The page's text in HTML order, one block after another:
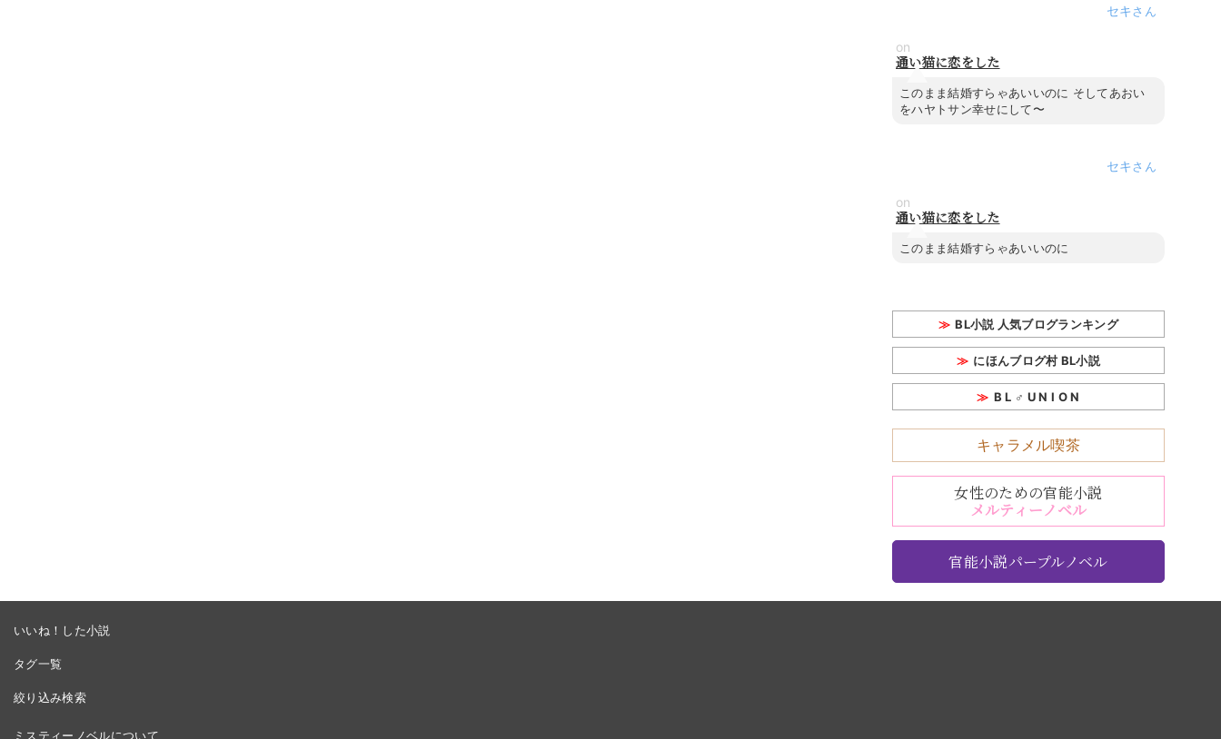
セキ
on
通い猫に恋をした
このまま結婚すらゃあいいのに そしてあおい
をハヤトサン幸せにして〜
セキ
on
通い猫に恋をした
このまま結婚すらゃあいいのに
BL小説 人気ブログランキング
にほんブログ村 BL小説
B L ♂ U N I O N
キャラメル喫茶
女性のための官能小説
メルティーノベル
官能小説パープルノベル
いいね！した小説
タグ一覧
絞り込み検索
ミスティーノベルについて